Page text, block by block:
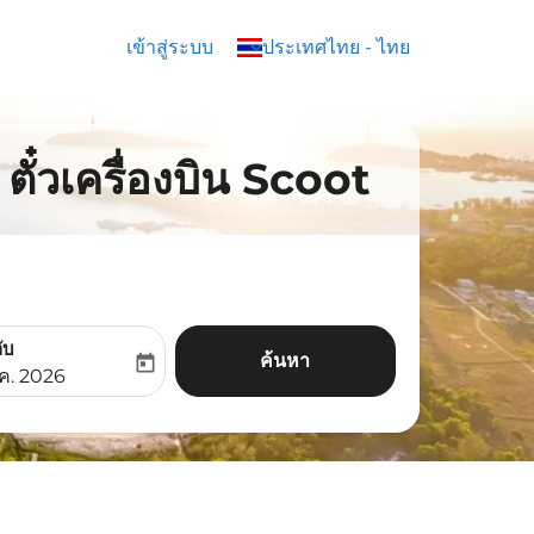
เข้าสู่ระบบ ประเทศไทย - ไทย
keyboard_arrow_down
วเครื่องบิน Scoot
labelreturn-date-aria-label
. 2026
today ค้นหา